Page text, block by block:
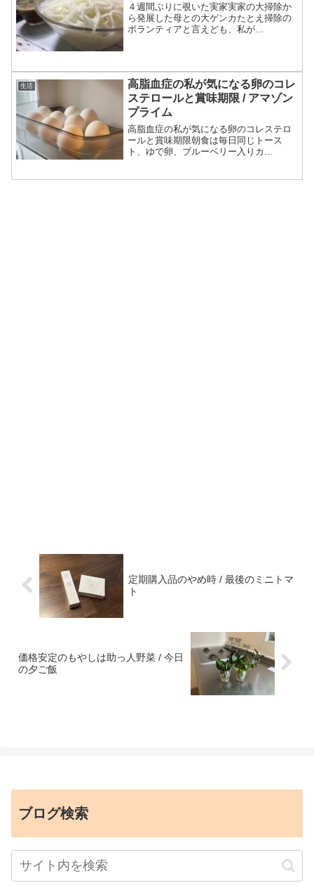
４週間ぶりに覗いた実家実家の大掃除か
ら発展した母との大ゲンカたとえ掃除の
ボランティアと言えども、私が...
生活
高脂血症の私が気になる卵のコレ
ステロールと賞味期限 / アマゾン
プライム
高脂血症の私が気になる卵のコレステロ
ールと賞味期限朝食は毎日同じトース
ト、ゆで卵、ブルーベリー入りカ...
定期購入品のやめ時 / 最後のミニトマ
ト
価格安定のもやしは助っ人野菜 / 今日
の夕ご飯
ブログ検索